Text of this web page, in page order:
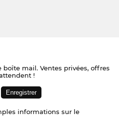
mail. Ventes privées, offres
!
informations sur le